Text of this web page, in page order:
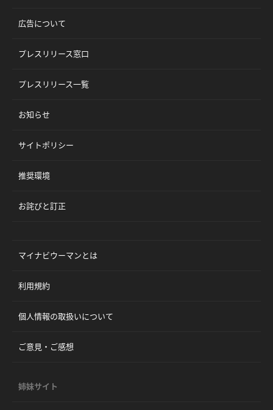
広告について
プレスリリース窓口
プレスリリース一覧
お知らせ
サイトポリシー
推奨環境
お詫びと訂正
マイナビウーマンとは
利用規約
個人情報の取扱いについて
ご意見・ご感想
姉妹サイト